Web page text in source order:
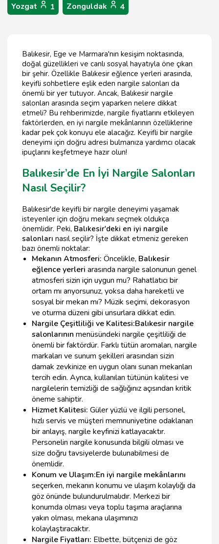
Yozgat 1 Zonguldak 4
Balıkesir, Ege ve Marmara'nın kesişim noktasında,
doğal güzellikleri ve canlı sosyal hayatıyla öne çıkan
bir şehir. Özellikle Balıkesir eğlence yerleri arasında,
keyifli sohbetlere eşlik eden nargile salonları da
önemli bir yer tutuyor. Ancak, Balıkesir nargile
salonları arasında seçim yaparken nelere dikkat
etmeli? Bu rehberimizde, nargile fiyatlarını etkileyen
faktörlerden, en iyi nargile mekânlarının özelliklerine
kadar pek çok konuyu ele alacağız. Keyifli bir nargile
deneyimi için doğru adresi bulmanıza yardımcı olacak
ipuçlarını keşfetmeye hazır olun!
Balıkesir’de En İyi Nargile Salonları
Nasıl Seçilir?
Balıkesir'de keyifli bir nargile deneyimi yaşamak
isteyenler için doğru mekanı seçmek oldukça
önemlidir. Peki, Balıkesir'deki en iyi nargile
salonları nasıl seçilir? İşte dikkat etmeniz gereken
bazı önemli noktalar:
Mekanın Atmosferi: Öncelikle, Balıkesir
eğlence yerleri arasında nargile salonunun genel
atmosferi sizin için uygun mu? Rahatlatıcı bir
ortam mı arıyorsunuz, yoksa daha hareketli ve
sosyal bir mekan mı? Müzik seçimi, dekorasyon
ve oturma düzeni gibi unsurlara dikkat edin.
Nargile Çeşitliliği ve Kalitesi:Balıkesir nargile
salonlarının menüsündeki nargile çeşitliliği de
önemli bir faktördür. Farklı tütün aromaları, nargile
markaları ve sunum şekilleri arasından sizin
damak zevkinize en uygun olanı sunan mekanları
tercih edin. Ayrıca, kullanılan tütünün kalitesi ve
nargilelerin temizliği de sağlığınız açısından kritik
öneme sahiptir.
Hizmet Kalitesi: Güler yüzlü ve ilgili personel,
hızlı servis ve müşteri memnuniyetine odaklanan
bir anlayış, nargile keyfinizi katlayacaktır.
Personelin nargile konusunda bilgili olması ve
size doğru tavsiyelerde bulunabilmesi de
önemlidir.
Konum ve Ulaşım:En iyi nargile mekânlarını
seçerken, mekanın konumu ve ulaşım kolaylığı da
göz önünde bulundurulmalıdır. Merkezi bir
konumda olması veya toplu taşıma araçlarına
yakın olması, mekana ulaşımınızı
kolaylaştıracaktır.
Nargile Fiyatları: Elbette, bütçenizi de göz